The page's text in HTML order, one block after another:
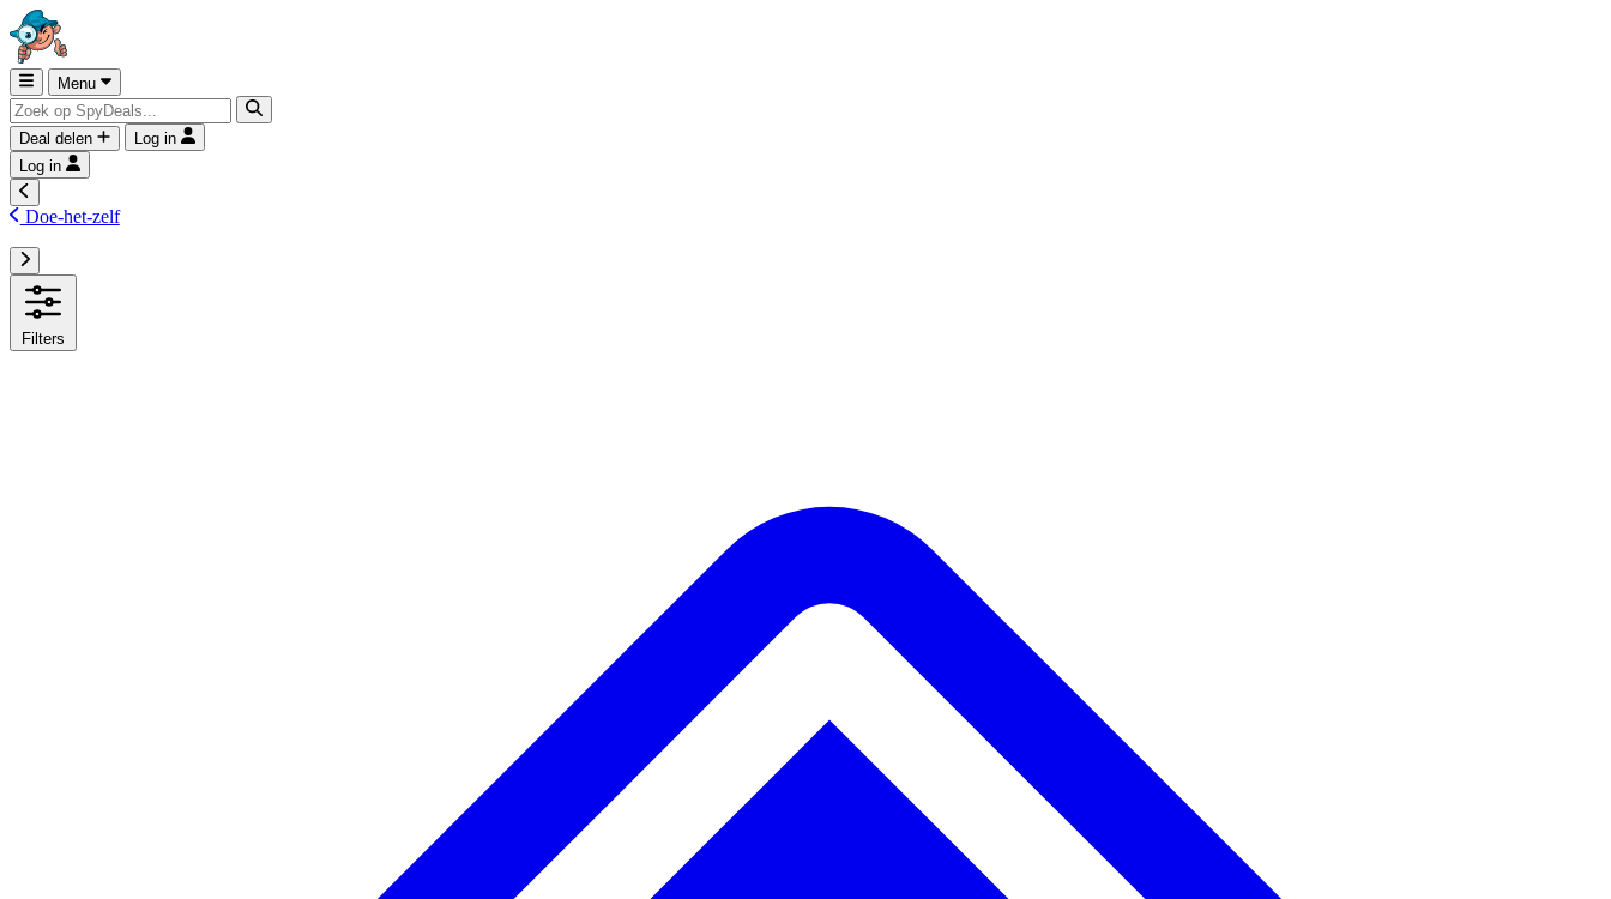
Menu
Deal delen
Log in
Log in
Doe-het-zelf
Filters